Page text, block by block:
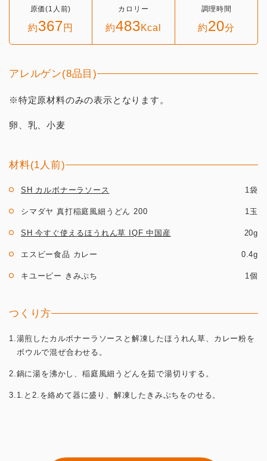
原価(1人前)
約367円
カロリー
約483Kcal
調理時間
約20分
アレルゲン(8品目)
※特定原材料のみの表示となります。
卵、乳、小麦
材料(1人前)
SH カルボナーラソース 1袋
シマダヤ 真打稲庭風細うどん 200 1玉
SH 今すぐ使えるほうれん草 IQF 中国産 20g
エスビー食品 カレー 0.4g
キユーピー きみぷち 1個
つくり方
1.湯煎したカルボナーラソースと解凍したほうれん草、カレー粉を
ボウルで混ぜ合わせる。
2.鍋に湯を沸かし、稲庭風細うどんを茹で湯切りする。
3.1.と2.を絡めて器に盛り、解凍したきみぷちをのせる。